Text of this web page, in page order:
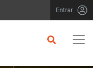
Entrar